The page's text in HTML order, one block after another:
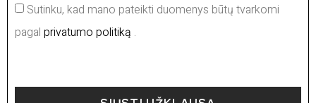
Sutinku, kad mano pateikti duomenys būtų tvarkomi
pagal privatumo politiką .